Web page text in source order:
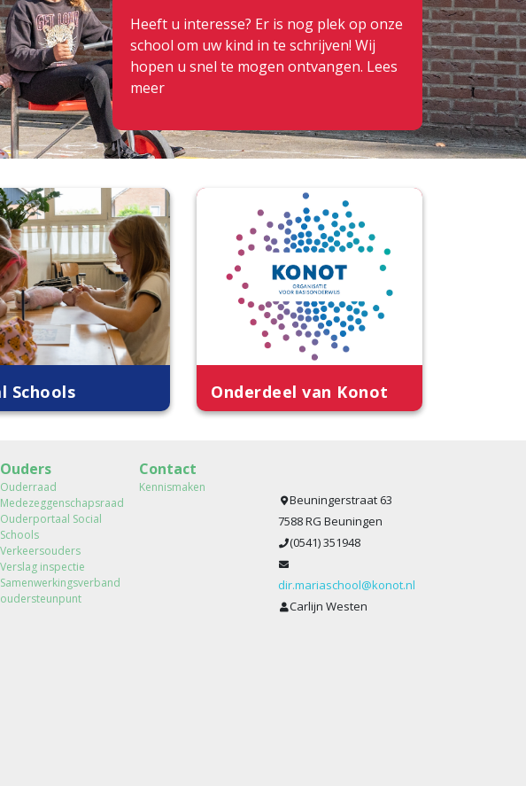
Heeft u interesse? Er is nog plek op onze
school om uw kind in te schrijven! Wij
hopen u snel te mogen ontvangen. Lees
meer
Schools Onderdeel van Konot
Ouders
Ouderraad
Medezeggenschapsraad
Ouderportaal Social
Schools
Verkeersouders
Verslag inspectie
Samenwerkingsverband
oudersteunpunt
Contact
Kennismaken
Beuningerstraat 63
7588 RG Beuningen
(0541) 351948
dir.mariaschool@konot.nl
Carlijn Westen